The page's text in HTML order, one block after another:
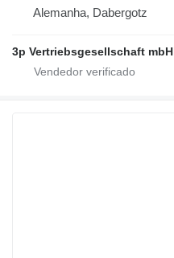
Alemanha, Dabergotz
3p Vertriebsgesellschaft mbH